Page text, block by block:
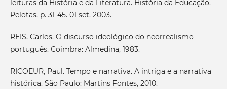
leituras da História e da Literatura. História da Educação.
Pelotas, p. 31-45. 01 set. 2003.
REIS, Carlos. O discurso ideológico do neorrealismo
português. Coimbra: Almedina, 1983.
RICOEUR, Paul. Tempo e narrativa. A intriga e a narrativa
histórica. São Paulo: Martins Fontes, 2010.